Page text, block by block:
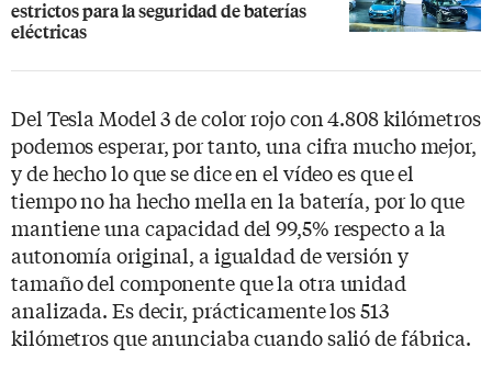
estrictos para la seguridad de baterías
eléctricas
Del Tesla Model 3 de color rojo con 4.808 kilómetros
podemos esperar, por tanto, una cifra mucho mejor,
y de hecho lo que se dice en el vídeo es que el
tiempo no ha hecho mella en la batería, por lo que
mantiene una capacidad del 99,5% respecto a la
autonomía original, a igualdad de versión y
tamaño del componente que la otra unidad
analizada. Es decir, prácticamente los 513
kilómetros que anunciaba cuando salió de fábrica.